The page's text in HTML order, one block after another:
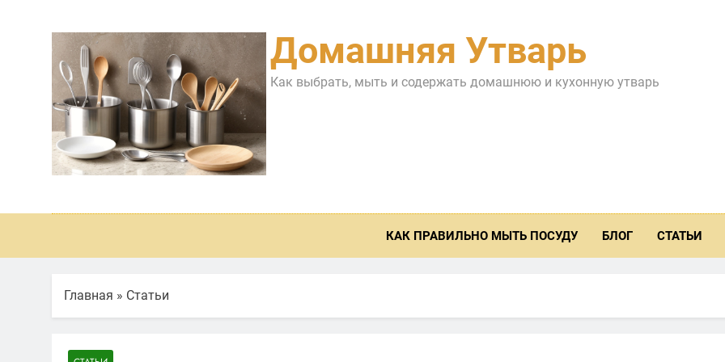
содержимому
Домашняя Утварь
Как выбрать, мыть и содержать домашнюю и кухонную утварь
КАК ПРАВИЛЬНО МЫТЬ ПОСУДУ БЛОГ СТАТЬИ
Главная » Статьи